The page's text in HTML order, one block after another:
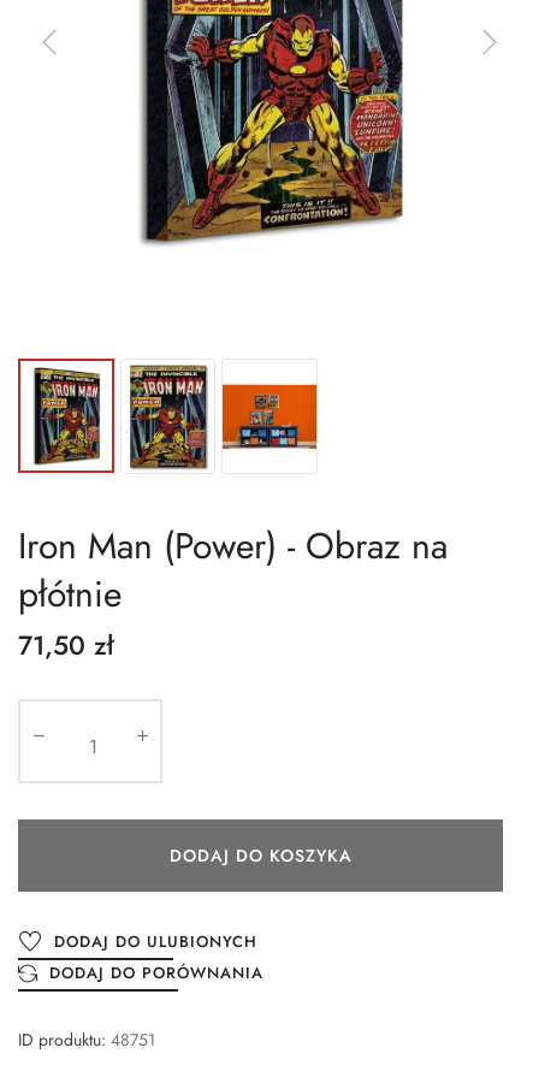
Iron Man (Power) - Obraz na
płótnie
71,50 zł
DODAJ DO KOSZYKA
DODAJ DO ULUBIONYCH
DODAJ DO PORÓWNANIA
ID produktu: 48751